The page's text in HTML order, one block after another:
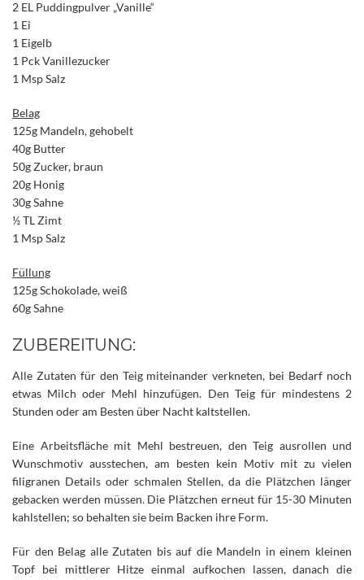
2 EL Puddingpulver „Vanille“
1 Ei
1 Eigelb
1 Pck Vanillezucker
1 Msp Salz
Belag
125g Mandeln, gehobelt
40g Butter
50g Zucker, braun
20g Honig
30g Sahne
½ TL Zimt
1 Msp Salz
Füllung
125g Schokolade, weiß
60g Sahne
ZUBEREITUNG:
Alle Zutaten für den Teig miteinander verkneten, bei Bedarf noch
etwas Milch oder Mehl hinzufügen. Den Teig für mindestens 2
Stunden oder am Besten über Nacht kaltstellen.
Eine Arbeitsfläche mit Mehl bestreuen, den Teig ausrollen und
Wunschmotiv ausstechen, am besten kein Motiv mit zu vielen
filigranen Details oder schmalen Stellen, da die Plätzchen länger
gebacken werden müssen. Die Plätzchen erneut für 15-30 Minuten
kahlstellen; so behalten sie beim Backen ihre Form.
Für den Belag alle Zutaten bis auf die Mandeln in einem kleinen
Topf bei mittlerer Hitze einmal aufkochen lassen, danach die